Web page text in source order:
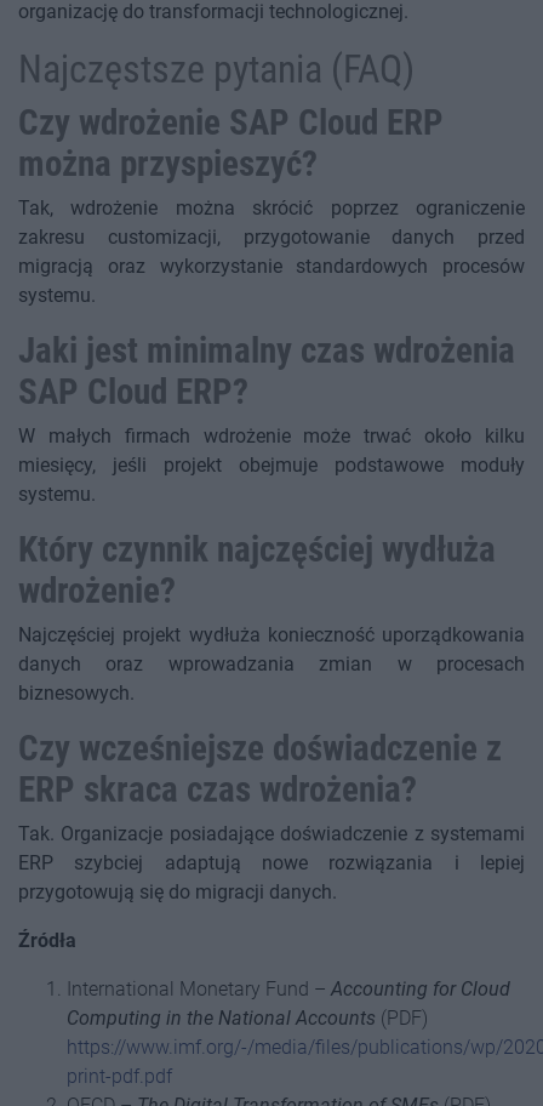
organizację do transformacji technologicznej.
Najczęstsze pytania (FAQ)
Czy wdrożenie SAP Cloud ERP
można przyspieszyć?
Tak, wdrożenie można skrócić poprzez ograniczenie
zakresu customizacji, przygotowanie danych przed
migracją oraz wykorzystanie standardowych procesów
systemu.
Jaki jest minimalny czas wdrożenia
SAP Cloud ERP?
W małych firmach wdrożenie może trwać około kilku
miesięcy, jeśli projekt obejmuje podstawowe moduły
systemu.
Który czynnik najczęściej wydłuża
wdrożenie?
Najczęściej projekt wydłuża konieczność uporządkowania
danych oraz wprowadzania zmian w procesach
biznesowych.
Czy wcześniejsze doświadczenie z
ERP skraca czas wdrożenia?
Tak. Organizacje posiadające doświadczenie z systemami
ERP szybciej adaptują nowe rozwiązania i lepiej
przygotowują się do migracji danych.
Źródła
International Monetary Fund – Accounting for Cloud
Computing in the National Accounts (PDF)
https://www.imf.org/-/media/files/publications/wp/
print-pdf.pdf